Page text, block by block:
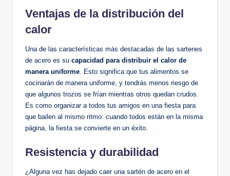
Ventajas de la distribución del
calor
Una de las características más destacadas de las sartenes
de acero es su capacidad para distribuir el calor de
manera uniforme . Esto significa que tus alimentos se
cocinarán de manera uniforme, y tendrás menos riesgo de
que algunos trozos se frían mientras otros quedan crudos.
Es como organizar a todos tus amigos en una fiesta para
que bailen al mismo ritmo: cuando todos están en la misma
página, la fiesta se convierte en un éxito.
Resistencia y durabilidad
¿Alguna vez has dejado caer una sartén de acero en el